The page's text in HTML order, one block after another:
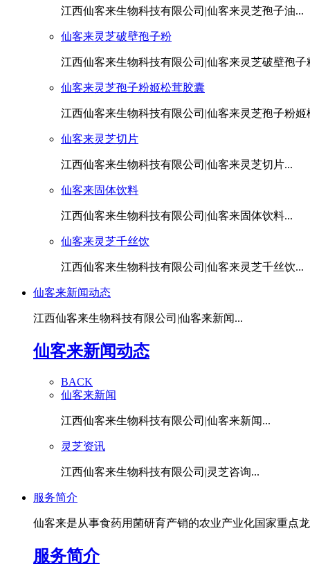
江西仙客来生物科技有限公司|仙客来灵芝孢子油...
仙客来灵芝破壁孢子粉
江西仙客来生物科技有限公司|仙客来灵芝破壁孢子
仙客来灵芝孢子粉姬松茸胶囊
江西仙客来生物科技有限公司|仙客来灵芝孢子粉姬
仙客来灵芝切片
江西仙客来生物科技有限公司|仙客来灵芝切片...
仙客来固体饮料
江西仙客来生物科技有限公司|仙客来固体饮料...
仙客来灵芝千丝饮
江西仙客来生物科技有限公司|仙客来灵芝千丝饮...
仙客来新闻动态
江西仙客来生物科技有限公司|仙客来新闻...
仙客来新闻动态
BACK
仙客来新闻
江西仙客来生物科技有限公司|仙客来新闻...
灵芝资讯
江西仙客来生物科技有限公司|灵芝咨询...
服务简介
仙客来是从事食药用菌研育产销的农业产业化国家重点
服务简介